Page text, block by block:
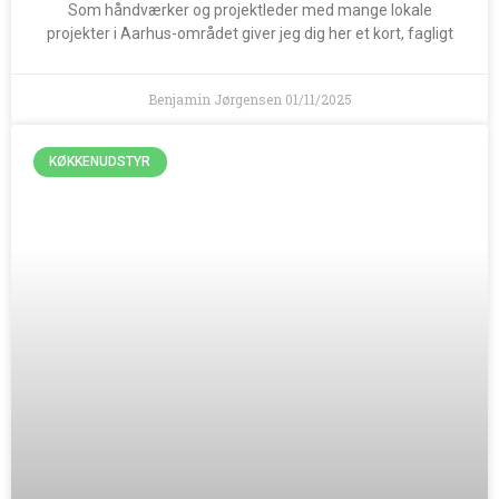
Som håndværker og projektleder med mange lokale
projekter i Aarhus-området giver jeg dig her et kort, fagligt
Benjamin Jørgensen 01/11/2025
KØKKENUDSTYR